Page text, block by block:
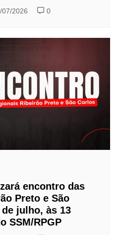
07/2026 0
encontro das
Preto e São
julho, às 13
SSM/RPGP